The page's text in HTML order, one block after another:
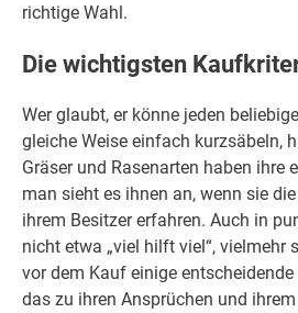
richtige Wahl.
Die wichtigsten
Wer glaubt, er könne jeden
gleiche Weise einfach kurzsäbeln,
Gräser und Rasenarten haben ihre
man sieht es ihnen an, wenn sie
ihrem Besitzer erfahren. Auch in
nicht etwa „viel hilft viel“, vielmehr
vor dem Kauf einige
das zu ihren Ansprüchen und